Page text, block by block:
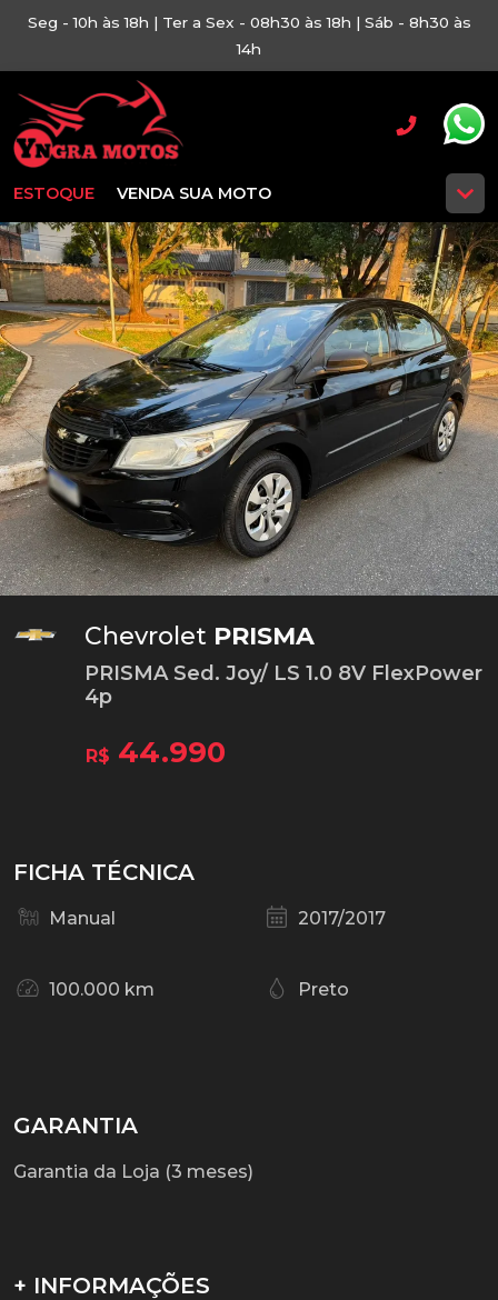
Seg - 10h às 18h | Ter a Sex - 08h30 às 18h | Sáb - 8h30 às
14h
ESTOQUE VENDA SUA MOTO
Chevrolet PRISMA
PRISMA Sed. Joy/ LS 1.0 8V FlexPower
4p
R$ 44.990
FICHA TÉCNICA
Manual 2017/2017
100.000 km Preto
GARANTIA
Garantia da Loja (3 meses)
+ INFORMAÇÕES